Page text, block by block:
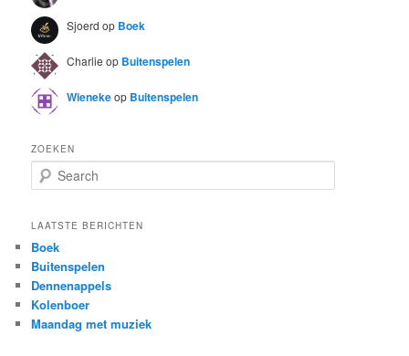
Sjoerd op Boek
Charlie op Buitenspelen
Wienekeop Buitenspelen
ZOEKEN
e
r
h
LAATSTE BERICHTEN
Boek
Buitenspelen
Dennenappels
Kolenboer
Maandag met muziek